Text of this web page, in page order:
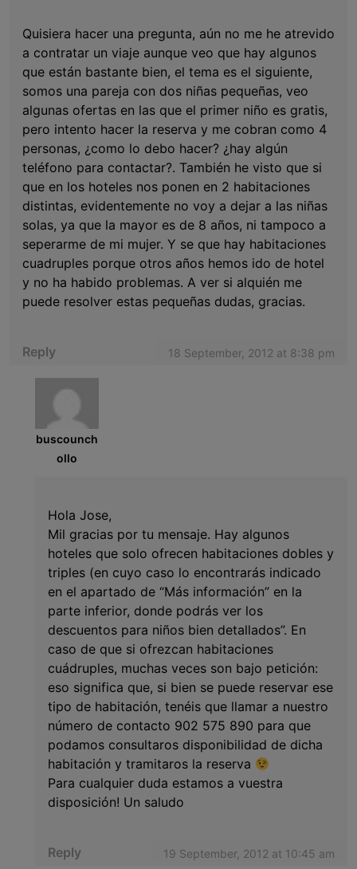
18 September, 2012 at 8:38 pm
Quisiera hacer una pregunta, aún no me he atrevido
a contratar un viaje aunque veo que hay algunos
que están bastante bien, el tema es el siguiente,
somos una pareja con dos niñas pequeñas, veo
algunas ofertas en las que el primer niño es gratis,
pero intento hacer la reserva y me cobran como 4
personas, ¿como lo debo hacer? ¿hay algún
teléfono para contactar?. También he visto que si
que en los hoteles nos ponen en 2 habitaciones
distintas, evidentemente no voy a dejar a las niñas
solas, ya que la mayor es de 8 años, ni tampoco a
seperarme de mi mujer. Y se que hay habitaciones
cuadruples porque otros años hemos ido de hotel
y no ha habido problemas. A ver si alquién me
puede resolver estas pequeñas dudas, gracias.
Reply
buscounch
ollo
19 September, 2012 at 10:45 am
Hola Jose,
Mil gracias por tu mensaje. Hay algunos
hoteles que solo ofrecen habitaciones dobles y
triples (en cuyo caso lo encontrarás indicado
en el apartado de “Más información” en la
parte inferior, donde podrás ver los
descuentos para niños bien detallados”. En
caso de que si ofrezcan habitaciones
cuádruples, muchas veces son bajo petición:
eso significa que, si bien se puede reservar ese
tipo de habitación, tenéis que llamar a nuestro
número de contacto 902 575 890 para que
podamos consultaros disponibilidad de dicha
habitación y tramitaros la reserva
Para cualquier duda estamos a vuestra
disposición! Un saludo
Reply